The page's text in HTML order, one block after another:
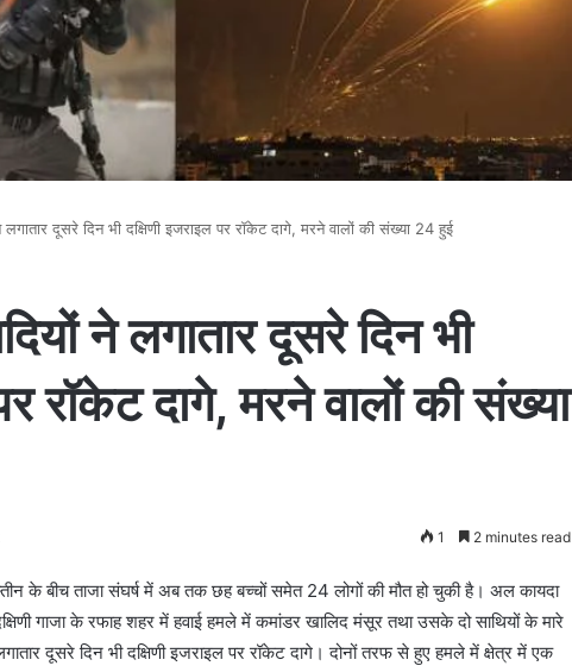
लगातार दूसरे दिन भी दक्षिणी इजराइल पर रॉकेट दागे, मरने वालों की संख्या 24 हुई
ने लगातार दूसरे दिन भी
रॉकेट दागे, मरने वालों की संख्या
1 2 minutes read
के बीच ताजा संघर्ष में अब तक छह बच्चों समेत 24 लोगों की मौत हो चुकी है। अल कायदा
गाजा के रफाह शहर में हवाई हमले में कमांडर खालिद मंसूर तथा उसके दो साथियों के मारे
दूसरे दिन भी दक्षिणी इजराइल पर रॉकेट दागे। दोनों तरफ से हुए हमले में क्षेत्र में एक